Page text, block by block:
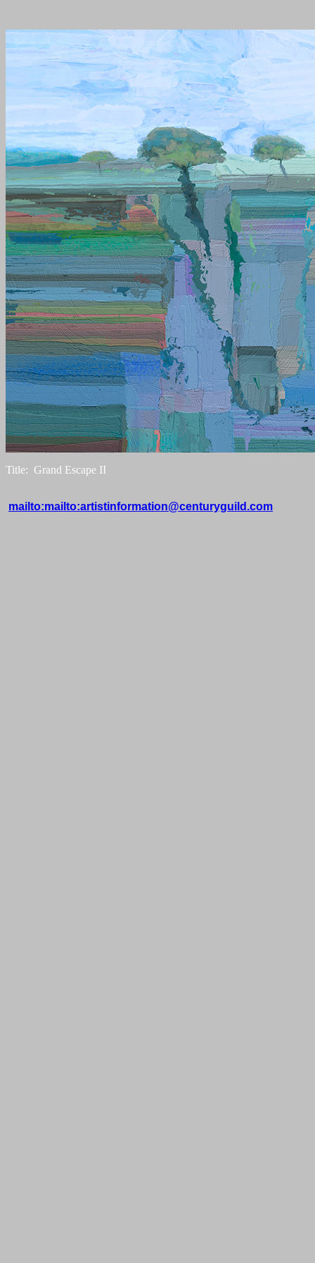
Title: Grand Escape II
mailto:mailto:artistinformation@centuryguild.com